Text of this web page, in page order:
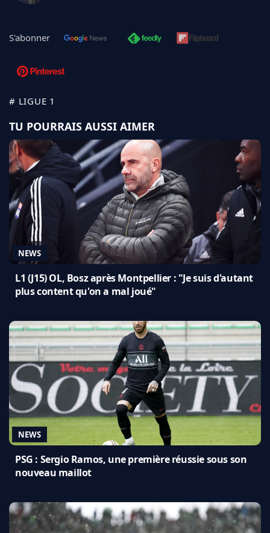
S'abonner
# LIGUE 1
TU POURRAIS AUSSI AIMER
NEWS
L1 (J15) OL, Bosz après Montpellier : "Je suis d'autant
plus content qu'on a mal joué"
NEWS
PSG : Sergio Ramos, une première réussie sous son
nouveau maillot